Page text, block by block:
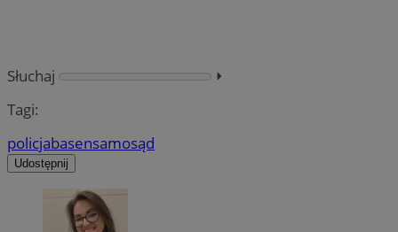
Słuchaj
⏵︎
Tagi:
policjabasensamosąd
Udostępnij